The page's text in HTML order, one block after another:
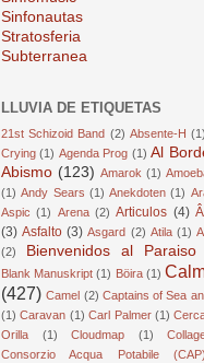
Sinfonautas
Stratosferia
Subterranea
LLUVIA DE ETIQUETAS
21st Schizoid Band (2) Absente-H (1)
Crying (1) Agenda Prog (1) Al
Abismo (123) Amarok (1)
(1) Andy Sears (1) Anekdoten (1)
Aspic (1) Arena (2) Articulos (4)
(3) Asfalto (3) Asgard (2) Atila (1)
(2)
Bienvenidos al Paraiso
Blank Manuskript (1) Böira (1)
(427) Camel (2) Captains of Sea
(1) Caravan (1) Carl Palmer (1)
Orilla
(1) Cloudmap (1)
Consorzio Acqua Potabile (CAP)